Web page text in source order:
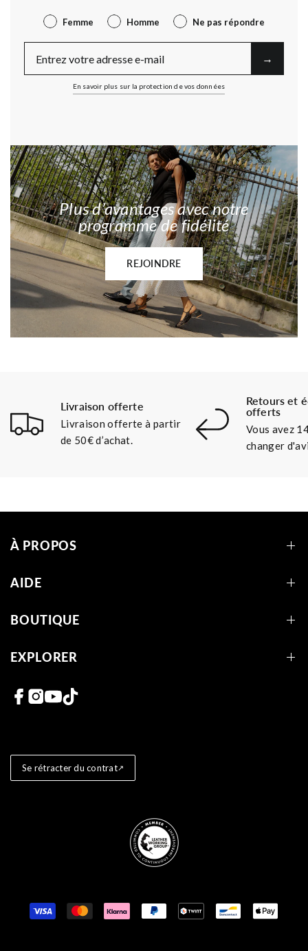
Genre Femme Homme Ne pas répondre
→︎
En savoir plus sur la protection de vos données
Plus d’avantages avec notre
programme de fidélité
REJOINDRE
Livraison offerte
Livraison offerte à partir
de 50€ d’achat.
Retours et
offerts
Vous avez
changer
À PROPOS
AIDE
BOUTIQUE
EXPLORER
Liens vers les réseaux sociaux
Se rétracter du contrat
Moyens de paiement